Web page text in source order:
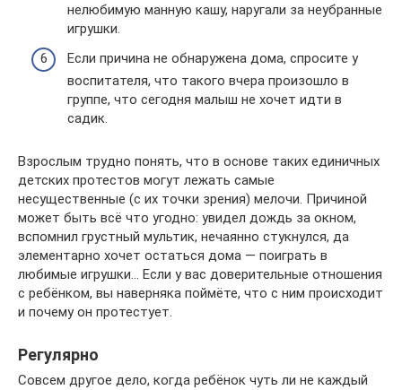
нелюбимую манную кашу, наругали за неубранные
игрушки.
Если причина не обнаружена дома, спросите у
воспитателя, что такого вчера произошло в
группе, что сегодня малыш не хочет идти в
садик.
Взрослым трудно понять, что в основе таких единичных
детских протестов могут лежать самые
несущественные (с их точки зрения) мелочи. Причиной
может быть всё что угодно: увидел дождь за окном,
вспомнил грустный мультик, нечаянно стукнулся, да
элементарно хочет остаться дома — поиграть в
любимые игрушки… Если у вас доверительные отношения
с ребёнком, вы наверняка поймёте, что с ним происходит
и почему он протестует.
Регулярно
Совсем другое дело, когда ребёнок чуть ли не каждый